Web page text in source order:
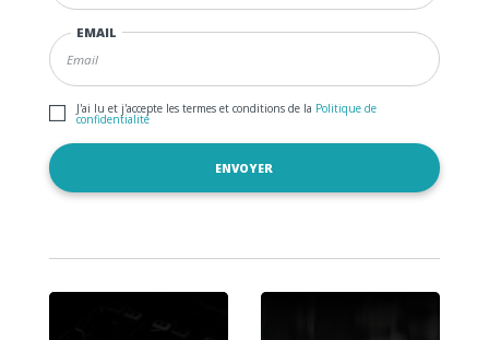
EMAIL
J'ai lu et j'accepte les termes et conditions de la Politique de
confidentialité